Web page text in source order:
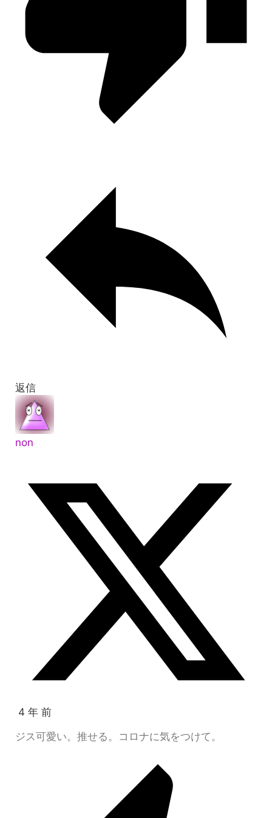
返信
non
4 年 前
ジス可愛い。推せる。コロナに気をつけて。